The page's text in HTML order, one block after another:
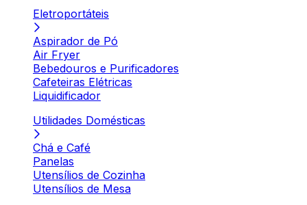
Eletroportáteis
Aspirador de Pó
Air Fryer
Bebedouros e Purificadores
Cafeteiras Elétricas
Liquidificador
Utilidades Domésticas
Chá e Café
Panelas
Utensílios de Cozinha
Utensílios de Mesa